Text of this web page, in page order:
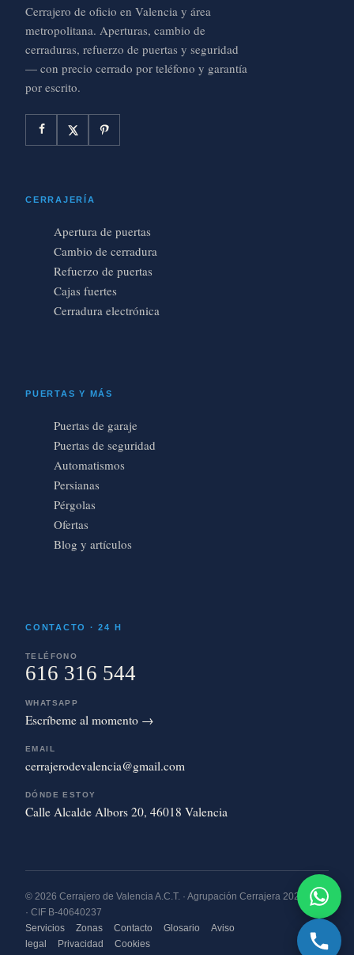
Cerrajero de oficio en Valencia y área
metropolitana. Aperturas, cambio de
cerraduras, refuerzo de puertas y seguridad
— con precio cerrado por teléfono y garantía
por escrito.
CERRAJERÍA
Apertura de puertas
Cambio de cerradura
Refuerzo de puertas
Cajas fuertes
Cerradura electrónica
PUERTAS Y MÁS
Puertas de garaje
Puertas de seguridad
Automatismos
Persianas
Pérgolas
Ofertas
Blog y artículos
CONTACTO · 24 H
TELÉFONO
616 316 544
WHATSAPP
Escríbeme al momento →
EMAIL
cerrajerodevalencia@gmail.com
DÓNDE ESTOY
Calle Alcalde Albors 20, 46018 Valencia
© 2026 Cerrajero de Valencia A.C.T. · Agrupación Cerrajera 2020 S.L.
· CIF B-40640237
Servicios
Zonas Contacto Glosario
Aviso
legal
Privacidad Cookies